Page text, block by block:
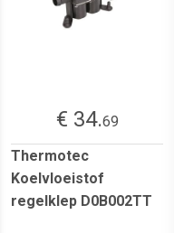
€ 34.69
Thermotec
Koelvloeistof
regelklep D0B002TT